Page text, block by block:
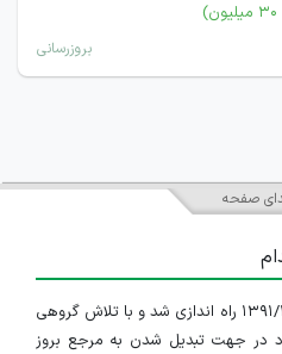
بروزرسانی
صفحه
سایت ایران استخدام در تاریخ ۱۳۹۱/۱/۱۰ راه اندازی شد و با تلاش گروهی
در جهت تبدیل شدن به مرجع بروز